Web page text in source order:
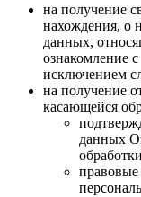
на получение
нахождения, о
данных,
ознакомление
исключением
на получение
касающейся
данных
правовые